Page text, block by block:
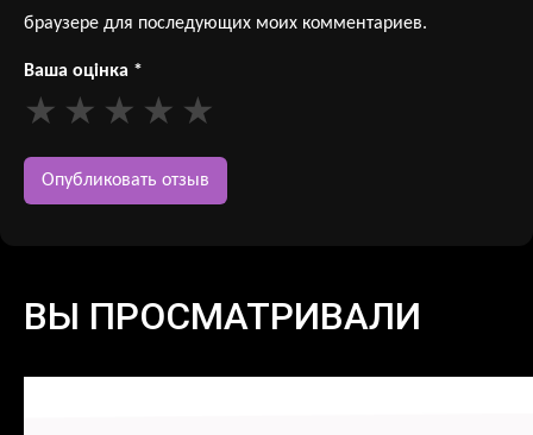
браузере для последующих моих комментариев.
Ваша оцінка *
ВЫ ПРОСМАТРИВАЛИ